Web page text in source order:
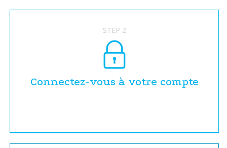
STEP 2
Connectez-vous à votre compte